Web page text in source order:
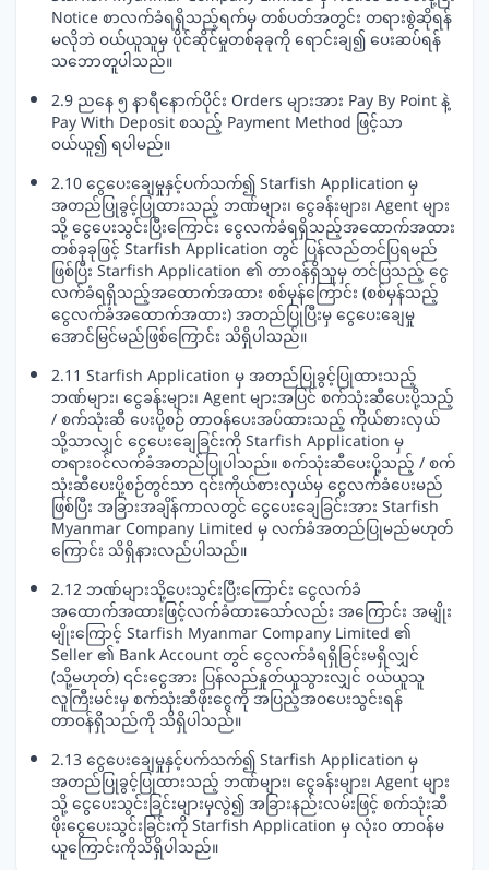
Notice စာလက်ခံရရှိသည့်ရက်မှ တစ်ပတ်အတွင်း တရားစွဲဆိုရန်
မလိုဘဲ ဝယ်ယူသူမှ ပိုင်ဆိုင်မှုတစ်ခုခုကို ရောင်းချ၍ ပေးဆပ်ရန်
သဘောတူပါသည်။
2.9 ညနေ ၅ နာရီနောက်ပိုင်း Orders များအား Pay By Point နဲ့
Pay With Deposit စသည့် Payment Method ဖြင့်သာ
ဝယ်ယူ၍ ရပါမည်။
2.10 ငွေပေးချေမှုနှင့်ပက်သက်၍ Starfish Application မှ
အတည်ပြုခွင့်ပြုထားသည့် ဘဏ်များ၊ ငွေခန်းများ၊ Agent များ
သို့ ငွေပေးသွင်းပြီးကြောင်း ငွေလက်ခံရရှိသည့်အထောက်အထား
တစ်ခုခုဖြင့် Starfish Application တွင် ပြန်လည်တင်ပြရမည်
ဖြစ်ပြီး Starfish Application ၏ တာဝန်ရှိသူမှ တင်ပြသည့် ငွေ
လက်ခံရရှိသည့်အထောက်အထား စစ်မှန်ကြောင်း (စစ်မှန်သည့်
ငွေလက်ခံအထောက်အထား) အတည်ပြုပြီးမှ ငွေပေးချေမှု
အောင်မြင်မည်ဖြစ်ကြောင်း သိရှိပါသည်။
2.11 Starfish Application မှ အတည်ပြုခွင့်ပြုထားသည့်
ဘဏ်များ၊ ငွေခန်းများ၊ Agent များအပြင် စက်သုံးဆီပေးပို့သည့်
/ စက်သုံးဆီ ပေးပို့စဉ် တာဝန်ပေးအပ်ထားသည့် ကိုယ်စားလှယ်
သို့သာလျှင် ငွေပေးချေခြင်းကို Starfish Application မှ
တရားဝင်လက်ခံအတည်ပြုပါသည်။ စက်သုံးဆီပေးပို့သည့် / စက်
သုံးဆီပေးပို့စဉ်တွင်သာ ၎င်းကိုယ်စားလှယ်မှ ငွေလက်ခံပေးမည်
ဖြစ်ပြီး အခြားအချိန်ကာလတွင် ငွေပေးချေခြင်းအား Starfish
Myanmar Company Limited မှ လက်ခံအတည်ပြုမည်မဟုတ်
ကြောင်း သိရှိနားလည်ပါသည်။
2.12 ဘဏ်များသို့ပေးသွင်းပြီးကြောင်း ငွေလက်ခံ
အထောက်အထားဖြင့်လက်ခံထားသော်လည်း အကြောင်း အမျိုး
မျိုးကြောင့် Starfish Myanmar Company Limited ၏
Seller ၏ Bank Account တွင် ငွေလက်ခံရရှိခြင်းမရှိလျှင်
(သို့မဟုတ်) ၎င်းငွေအား ပြန်လည်နှုတ်ယူသွားလျှင် ဝယ်ယူသူ
လူကြီးမင်းမှ စက်သုံးဆီဖိုးငွေကို အပြည့်အဝပေးသွင်းရန်
တာဝန်ရှိသည်ကို သိရှိပါသည်။
2.13 ငွေပေးချေမှုနှင့်ပက်သက်၍ Starfish Application မှ
အတည်ပြုခွင့်ပြုထားသည့် ဘဏ်များ၊ ငွေခန်းများ၊ Agent များ
သို့ ငွေပေးသွင်းခြင်းများမှလွဲ၍ အခြားနည်းလမ်းဖြင့် စက်သုံးဆီ
ဖိုးငွေပေးသွင်းခြင်းကို Starfish Application မှ လုံးဝ တာဝန်မ
ယူကြောင်းကိုသိရှိပါသည်။